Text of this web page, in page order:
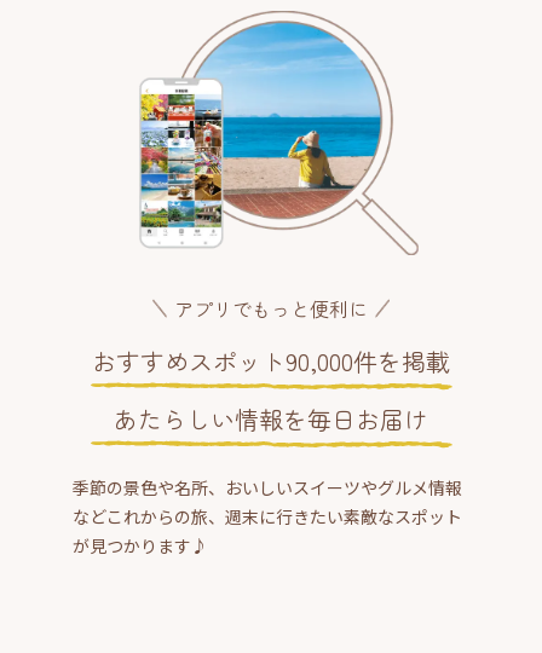
アプリでもっと便利に
おすすめスポット90,000件を掲載
あたらしい情報を毎日お届け
季節の景色や名所、おいしいスイーツやグルメ情報
などこれからの旅、週末に行きたい素敵なスポット
が見つかります♪